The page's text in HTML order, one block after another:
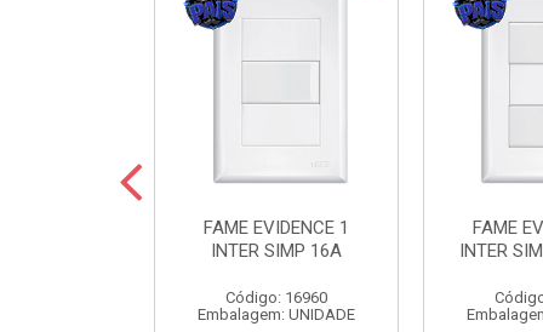
FAME EVIDENCE 1
INTER SIMP 16A
Código: 16960
Embalagem: UNIDADE
FAME
INTER